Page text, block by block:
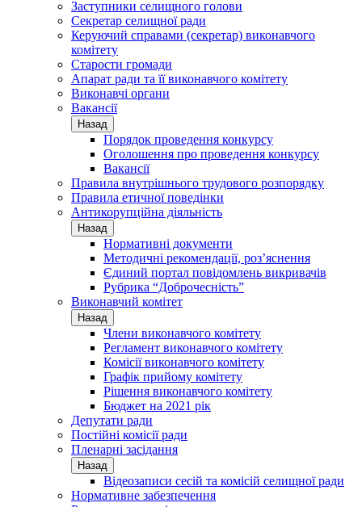
Заступники селищного голови
Секретар селищної ради
Керуючий справами (секретар) виконавчого
комітету
Старости громади
Апарат ради та її виконавчого комітету
Виконавчі органи
Вакансії
Назад
Порядок проведення конкурсу
Оголошення про проведення конкурсу
Вакансії
Правила внутрішнього трудового розпорядку
Правила етичної поведінки
Антикорупційна діяльність
Назад
Нормативні документи
Методичні рекомендації, роз’яснення
Єдиний портал повідомлень викривачів
Рубрика “Доброчесність”
Виконавчий комітет
Назад
Члени виконавчого комітету
Регламент виконавчого комітету
Комісії виконавчого комітету
Графік прийому комітету
Рішення виконавчого комітету
Бюджет на 2021 рік
Депутати ради
Постійні комісії ради
Пленарні засідання
Назад
Відеозаписи сесій та комісій селищної ради
Нормативне забезпечення